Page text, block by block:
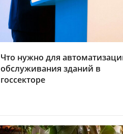
Что нужно для
обслуживания зданий в
госсекторе